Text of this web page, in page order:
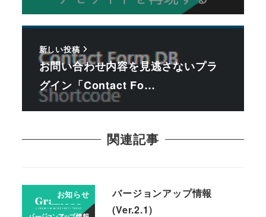
新しい投稿
お問い合わせ内容を見逃さないプラ
グイン「Contact Fo…
関連記事
お知らせ
バージョンアップ情報
(Ver.2.1)